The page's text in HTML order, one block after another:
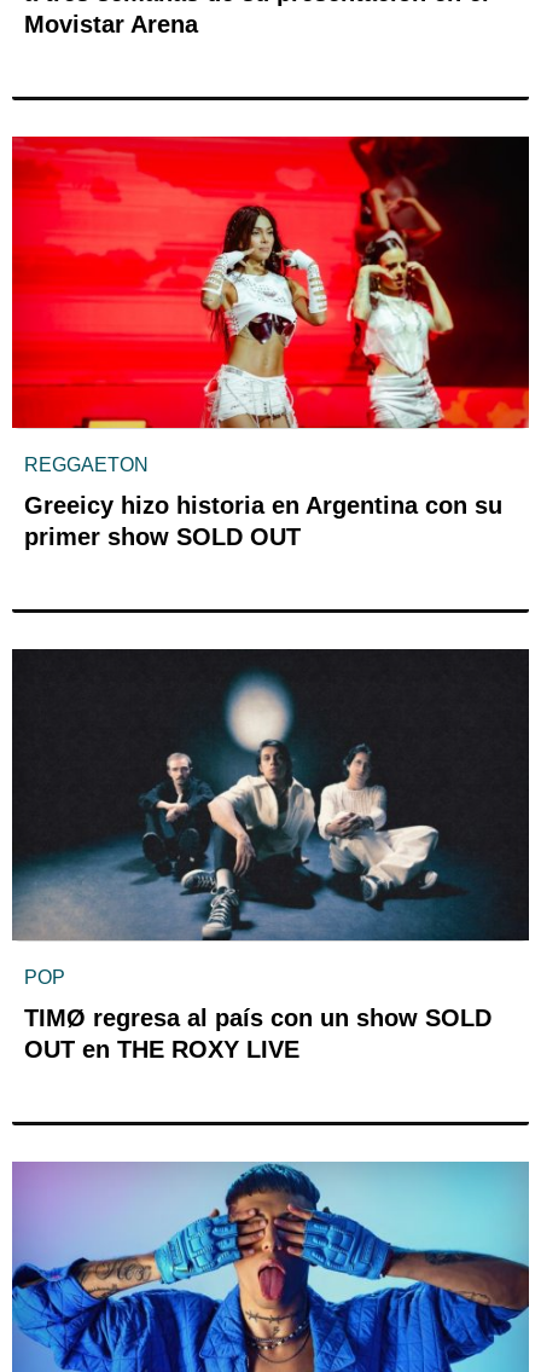
Movistar Arena
REGGAETON
Greeicy hizo historia en Argentina con su
primer show SOLD OUT
POP
TIMØ regresa al país con un show SOLD
OUT en THE ROXY LIVE